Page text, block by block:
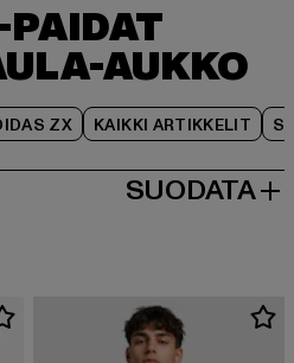
AUKKO
ZX KAIKKI ARTIKKELIT
SUODATA